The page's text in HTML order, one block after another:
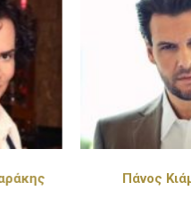
Πάνος Κιάμος